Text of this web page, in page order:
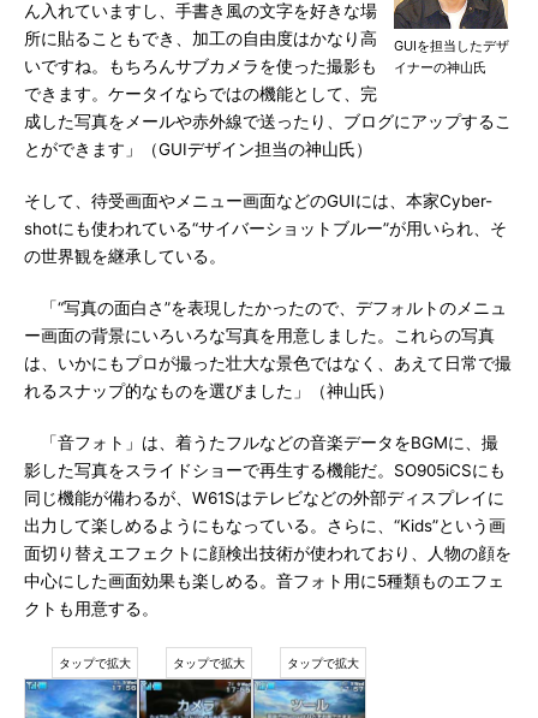
GUIを担当したデザ
イナーの神山氏
ん入れていますし、手書き風の文字を好きな場
所に貼ることもでき、加工の自由度はかなり高
いですね。もちろんサブカメラを使った撮影も
できます。ケータイならではの機能として、完
成した写真をメールや赤外線で送ったり、ブログにアップするこ
とができます」（GUIデザイン担当の神山氏）
そして、待受画面やメニュー画面などのGUIには、本家Cyber-
shotにも使われている“サイバーショットブルー”が用いられ、そ
の世界観を継承している。
「“写真の面白さ”を表現したかったので、デフォルトのメニュ
ー画面の背景にいろいろな写真を用意しました。これらの写真
は、いかにもプロが撮った壮大な景色ではなく、あえて日常で撮
れるスナップ的なものを選びました」（神山氏）
「音フォト」は、着うたフルなどの音楽データをBGMに、撮
影した写真をスライドショーで再生する機能だ。SO905iCSにも
同じ機能が備わるが、W61Sはテレビなどの外部ディスプレイに
出力して楽しめるようにもなっている。さらに、“Kids”という画
面切り替えエフェクトに顔検出技術が使われており、人物の顔を
中心にした画面効果も楽しめる。音フォト用に5種類ものエフェ
クトも用意する。